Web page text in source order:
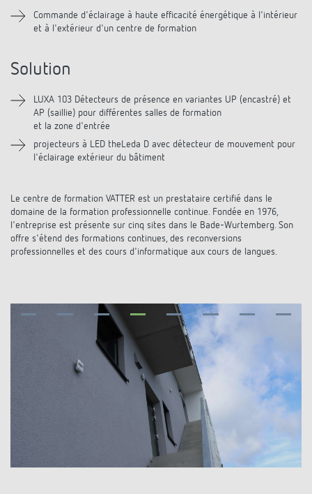
Accessoires
Projecteur à LED
Commutation et variation fiables des LED
Aérez correctement: les capteurs de CO2
Régulation de la température
Références
Télérupteur impulsionnel OKTO de Theben
Séminaires
Coopérations
Historique
Demande
Distribution dans le monde
Médiathèque
Commande d'éclairage à haute efficacité énergétique à l'intérieur
et à l'extérieur d'un centre de formation
Solution
LUXA 103 Détecteurs de présence en variantes UP (encastré) et
AP (saillie) pour différentes salles de formation
et la zone d'entrée
projecteurs à LED theLeda D avec détecteur de mouvement pour
l'éclairage extérieur du bâtiment
Le centre de formation VATTER est un prestataire certifié dans le
domaine de la formation professionnelle continue. Fondée en 1976,
l'entreprise est présente sur cinq sites dans le Bade-Wurtemberg. Son
offre s'étend des formations continues, des reconversions
professionnelles et des cours d'informatique aux cours de langues.